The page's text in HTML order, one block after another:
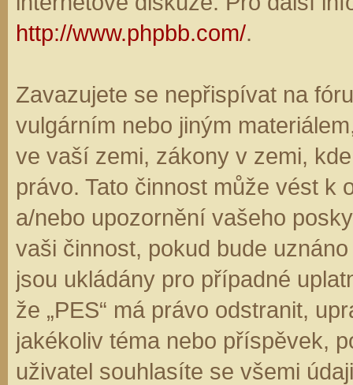
http://www.phpbb.com/.
Zavazujete se nepřispívat na
vulgárním nebo jiným
ve vaší zemi, zákony v zemi,
právo. Tato činnost může vést k
a/nebo upozornění vašeho
vaši činnost, pokud bude
jsou ukládány pro případné
že „PES“ má právo odstranit,
jakékoliv téma nebo příspěvek,
uživatel souhlasíte se všemi